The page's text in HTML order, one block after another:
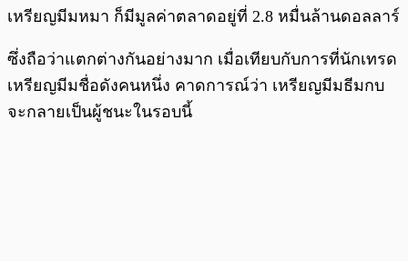
เหรียญมีมหมา ก็มีมูลค่าตลาดอยู่ที่ 2.8 หมื่นล้านดอลลาร์
ซึ่งถือว่าแตกต่างกันอย่างมาก เมื่อเทียบกับการที่นักเทรด
เหรียญมีมชื่อดังคนหนึ่ง คาดการณ์ว่า เหรียญมีมธีมกบ
จะกลายเป็นผู้ชนะในรอบนี้